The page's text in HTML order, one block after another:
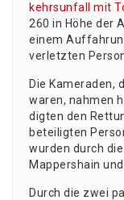
kehrs­un­fall mit
260 in Höhe der
einem
ver­letz­ten
Die Kame­ra­den,
waren, nah­men
dig­ten den
betei­lig­ten
wur­den durch
Map­pers­hain
Durch die zwei